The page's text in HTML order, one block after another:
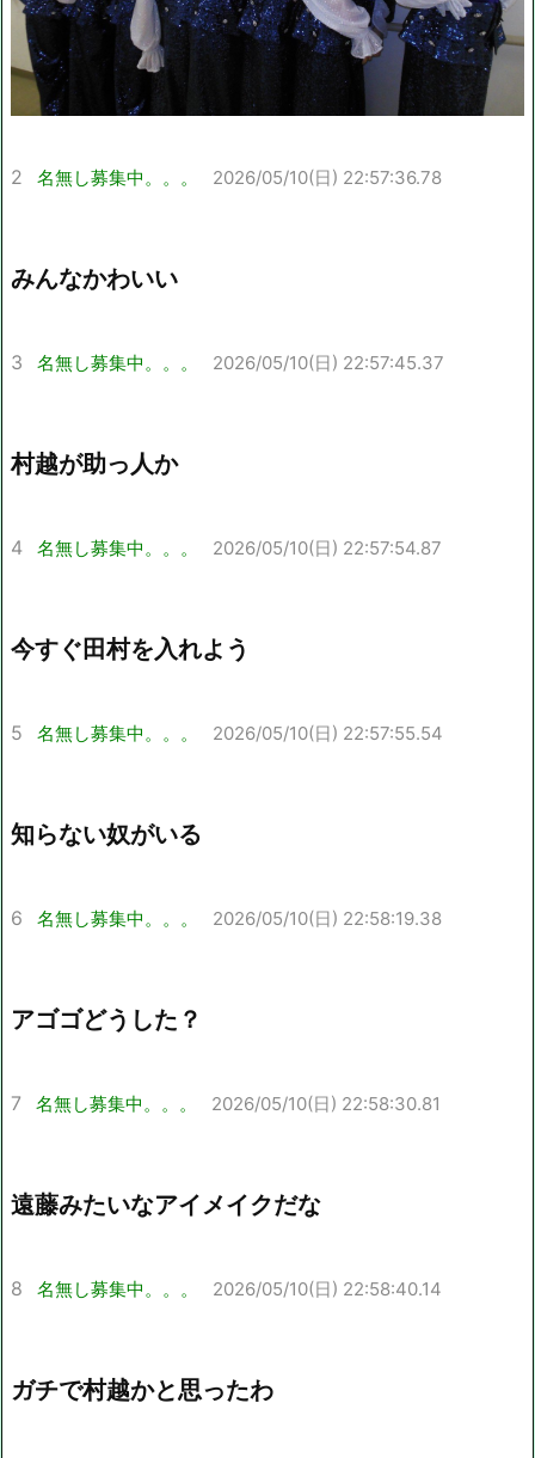
2 名無し募集中。。。 2026/05/10(日) 22:57:36.78
みんなかわいい
3 名無し募集中。。。 2026/05/10(日) 22:57:45.37
村越が助っ人か
4 名無し募集中。。。 2026/05/10(日) 22:57:54.87
今すぐ田村を入れよう
5 名無し募集中。。。 2026/05/10(日) 22:57:55.54
知らない奴がいる
6 名無し募集中。。。 2026/05/10(日) 22:58:19.38
アゴゴどうした？
7 名無し募集中。。。 2026/05/10(日) 22:58:30.81
遠藤みたいなアイメイクだな
8 名無し募集中。。。 2026/05/10(日) 22:58:40.14
ガチで村越かと思ったわ